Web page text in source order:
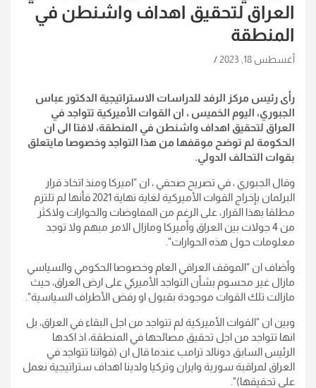
العراق لتحقيق اهداف واشنطن في
المنطقة
أغسطس 18, 2023
رأى رئيس مركز الرفد للدراسات الاستراتيجية الدكتور عباس
الجبوري، اليوم الخميس ، ان القوات الأميركية تتواجد في
العراق لتحقيق اهداف واشنطن في المنطقة، لافتا الى ان
الحكومة لم توضح موقفها من هذا التواجد وخصوصا مايتعلق
بقوات التحالف الدولي.
وقال الجبوري ، في تصريح صحفي ، ان "اميركا ومنذ اتخاذ قرار
البرلمان بإخراج القوات الأميركية لغاية نهاية 2021 فأنها لم تلتزم
مطلقا بهذا القرار، على الرغم من المفاوضات والحوارات ولاكثر
من 4 جولات بين العراق وأميركا ومازال الامر مبهم ولا توجد
معلومات حول هذه الحوارات".
وأضاف ان "الموقف العراقي العام وخصوصا الحكومي والسياسي
مازال غير محسوم بشأن التواجد الأميركي على ارض العراق، حيث
مازالت تلك القوات موجودة بقبول او رفض الأطراف السياسية".
وبين ان "القوات الأميركية لم تتواجد من اجل البقاء في العراق، بل
انها تتواجد من اجل تحقيق مصالحها في المنطقة، اذ اكدها
الرئيس السابق دونالد ترامب عندما قال ان (قواتنا تتواجد في
العراق لمراقبة سورية وايران وتركيا ولدينا اهداف ستراتيجية نعمل
على تحقيقها)".